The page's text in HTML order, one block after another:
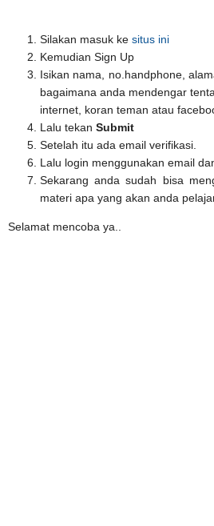
Silakan masuk ke situs ini
Kemudian Sign Up
Isikan nama, no.handphone,
bagaimana anda mendengar
internet, koran teman atau
Lalu tekan Submit
Setelah itu ada email verifikasi.
Lalu login menggunakan email
Sekarang anda sudah bisa
materi apa yang akan anda
Selamat mencoba ya..